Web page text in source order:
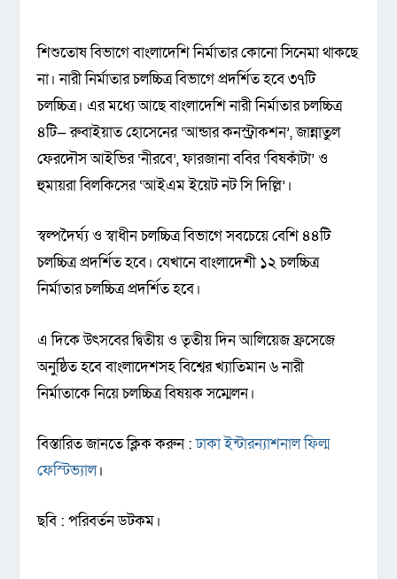
শিশুতোষ বিভাগে বাংলাদেশি নির্মাতার কোনো সিনেমা থাকছে
না। নারী নির্মাতার চলচ্চিত্র বিভাগে প্রদর্শিত হবে ৩৭টি
চলচ্চিত্র। এর মধ্যে আছে বাংলাদেশি নারী নির্মাতার চলচ্চিত্র
৪টি— রুবাইয়াত হোসেনের ‘আন্ডার কনস্ট্রাকশন’, জান্নাতুল
ফেরদৌস আইভির ‘নীরবে’, ফারজানা ববির ‘বিষকাঁটা’ ও
হুমায়রা বিলকিসের ‘আইএম ইয়েট নট সি দিল্লি’।
স্বল্পদৈর্ঘ্য ও স্বাধীন চলচ্চিত্র বিভাগে সবচেয়ে বেশি ৪৪টি
চলচ্চিত্র প্রদর্শিত হবে। যেখানে বাংলাদেশী ১২ চলচ্চিত্র
নির্মাতার চলচ্চিত্র প্রদর্শিত হবে।
এ দিকে উৎসবের দ্বিতীয় ও তৃতীয় দিন আলিয়েজ ফ্রসেজে
অনুষ্ঠিত হবে বাংলাদেশসহ বিশ্বের খ্যাতিমান ৬ নারী
নির্মাতাকে নিয়ে চলচ্চিত্র বিষয়ক সম্মেলন।
বিস্তারিত জানতে ক্লিক করুন :ঢাকা ইন্টারন্যাশনাল ফিল্ম
ফেস্টিভ্যাল।
ছবি : পরিবর্তন ডটকম।